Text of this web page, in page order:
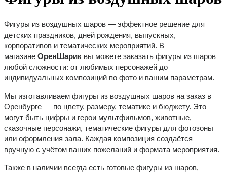
Фигуры из воздушных шаров — эффектное решение для
детских праздников, дней рождения, выпускных,
корпоративов и тематических мероприятий. В
магазине ОренШарик вы можете заказать фигуры из шаров
любой сложности: от любимых персонажей до
индивидуальных композиций по фото и вашим параметрам.
Мы изготавливаем фигуры из воздушных шаров на заказ в
Оренбурге — по цвету, размеру, тематике и бюджету. Это
могут быть цифры и герои мультфильмов, животные,
сказочные персонажи, тематические фигуры для фотозоны
или оформления зала. Каждая композиция создаётся
вручную с учётом ваших пожеланий и формата мероприятия.
Также в наличии всегда есть готовые фигуры из шаров,